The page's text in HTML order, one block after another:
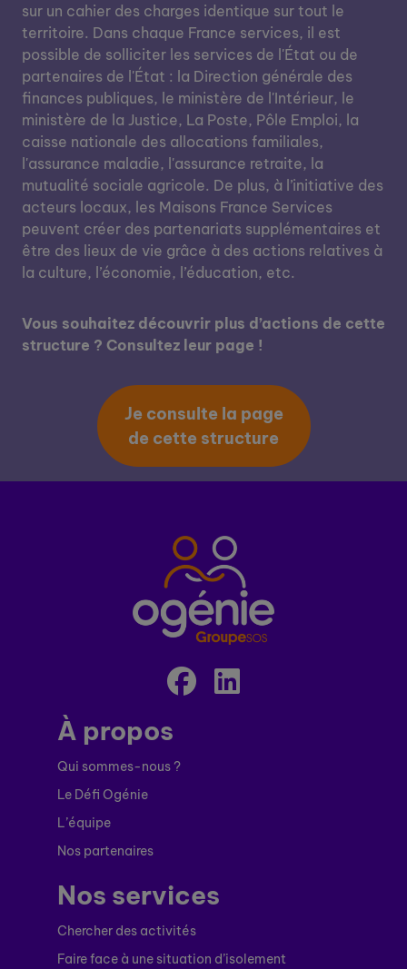
sur un cahier des charges identique sur tout le
territoire. Dans chaque France services, il est
possible de solliciter les services de l'État ou de
partenaires de l'État : la Direction générale des
finances publiques, le ministère de l'Intérieur, le
ministère de la Justice, La Poste, Pôle Emploi, la
caisse nationale des allocations familiales,
l'assurance maladie, l'assurance retraite, la
mutualité sociale agricole. De plus, à l’initiative des
acteurs locaux, les Maisons France Services
peuvent créer des partenariats supplémentaires et
être des lieux de vie grâce à des actions relatives à
la culture, l’économie, l’éducation, etc.
Vous souhaitez découvrir plus d’actions de cette
structure ? Consultez leur page !
Je consulte la page
de cette structure
À propos
Qui sommes-nous ?
Le Défi Ogénie
L’équipe
Nos partenaires
Nos services
Chercher des activités
Faire face à une situation d’isolement